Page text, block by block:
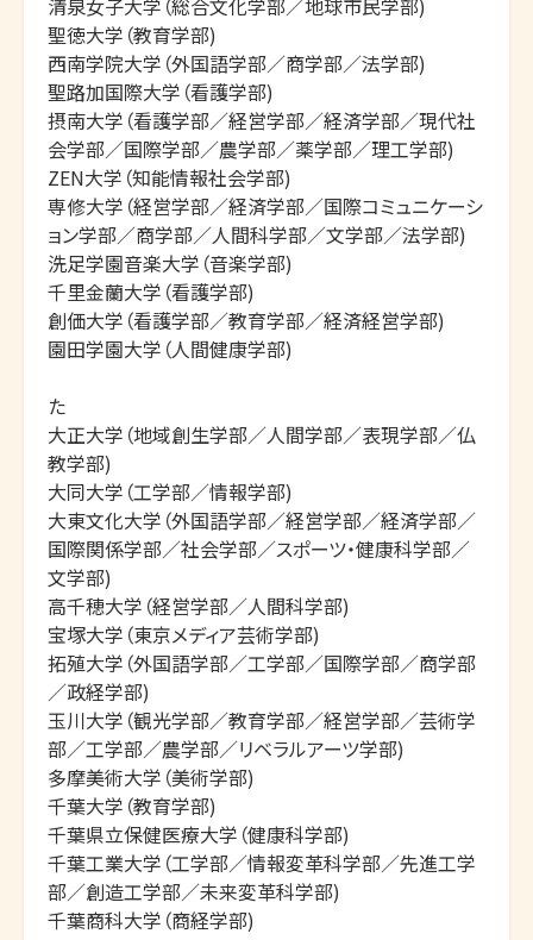
清泉女子大学（総合文化学部／地球市民学部)
聖徳大学（教育学部)
西南学院大学（外国語学部／商学部／法学部)
聖路加国際大学（看護学部)
摂南大学（看護学部／経営学部／経済学部／現代社
会学部／国際学部／農学部／薬学部／理工学部)
ZEN大学（知能情報社会学部)
専修大学（経営学部／経済学部／国際コミュニケーシ
ョン学部／商学部／人間科学部／文学部／法学部)
洗足学園音楽大学（音楽学部)
千里金蘭大学（看護学部)
創価大学（看護学部／教育学部／経済経営学部)
園田学園大学（人間健康学部)
た
大正大学（地域創生学部／人間学部／表現学部／仏
教学部)
大同大学（工学部／情報学部)
大東文化大学（外国語学部／経営学部／経済学部／
国際関係学部／社会学部／スポーツ・健康科学部／
文学部)
高千穂大学（経営学部／人間科学部)
宝塚大学（東京メディア芸術学部)
拓殖大学（外国語学部／工学部／国際学部／商学部
／政経学部)
玉川大学（観光学部／教育学部／経営学部／芸術学
部／工学部／農学部／リベラルアーツ学部)
多摩美術大学（美術学部)
千葉大学（教育学部)
千葉県立保健医療大学（健康科学部)
千葉工業大学（工学部／情報変革科学部／先進工学
部／創造工学部／未来変革科学部)
千葉商科大学（商経学部)